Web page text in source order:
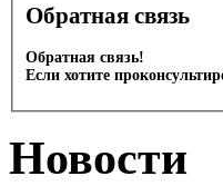
Обратная связь
Обратная связь!
Если хотите
Новости